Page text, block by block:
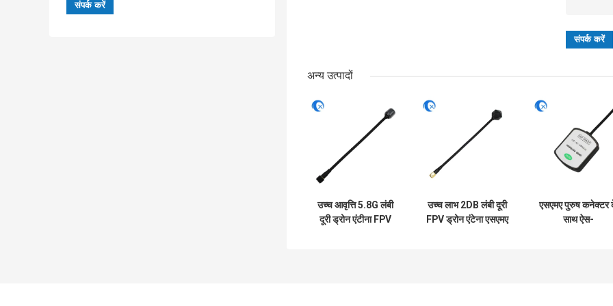
अन्य उत्पादों
उच्च आवृत्ति 5.8G लंबी
दूरी ड्रोन एंटीना FPV
उच्च लाभ 2DB लंबी दूरी
FPV ड्रोन एंटेना एसएमए
एसएमए पुरुष कनेक्टर
साथ ऐस-